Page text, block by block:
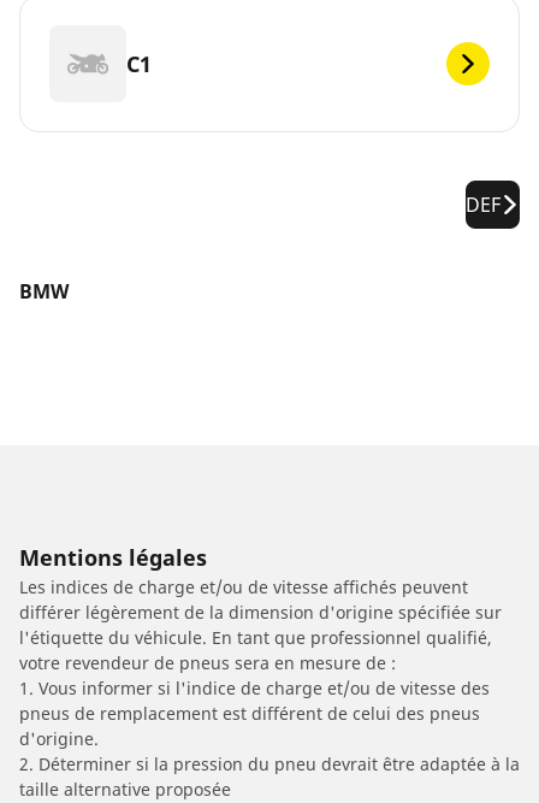
C1
DEF
BMW
Mentions légales
Les indices de charge et/ou de vitesse affichés peuvent
différer légèrement de la dimension d'origine spécifiée sur
l'étiquette du véhicule. En tant que professionnel qualifié,
votre revendeur de pneus sera en mesure de :
1. Vous informer si l'indice de charge et/ou de vitesse des
pneus de remplacement est différent de celui des pneus
d'origine.
2. Déterminer si la pression du pneu devrait être adaptée à la
taille alternative proposée